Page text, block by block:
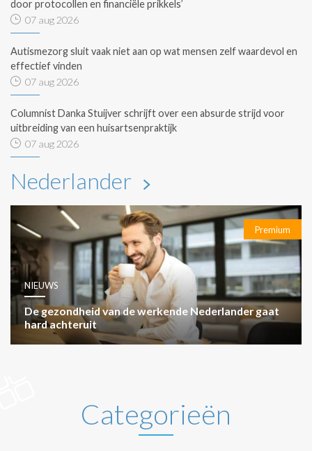
door protocollen en financiële prikkels’
07 aug 2026
Autismezorg sluit vaak niet aan op wat mensen zelf waardevol en
effectief vinden
07 aug 2026
Columnist Danka Stuijver schrijft over een absurde strijd voor
uitbreiding van een huisartsenpraktijk
07 aug 2026
Nederlander
Premium
NIEUWS
De gezondheid van de werkende Nederlander gaat
hard achteruit
Categorieën